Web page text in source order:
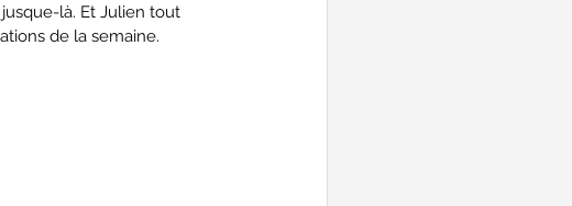
là. Et Julien tout
de la semaine.